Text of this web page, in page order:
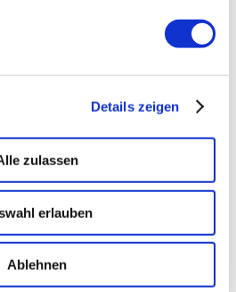
Details zeigen
zulassen
erlauben
Ablehnen
und FIFO im Einsatz